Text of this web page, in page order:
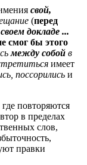
свой,
(перед
докладе ...
смог бы этого
между собой в
имеет
поссорились и
повторяются
в пределах
слов,
правки